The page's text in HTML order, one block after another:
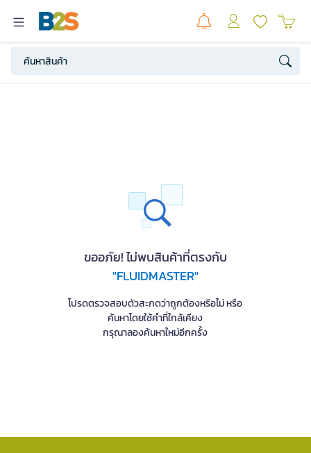
ขออภัย! ไม่พบสินค้าที่ตรงกับ
"FLUIDMASTER"
โปรดตรวจสอบตัวสะกดว่าถูกต้องหรือไม่ หรือ
ค้นหาโดยใช้คำที่ใกล้เคียง
กรุณาลองค้นหาใหม่อีกครั้ง